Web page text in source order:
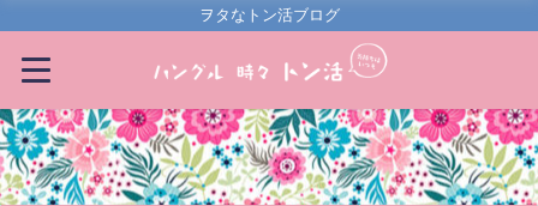
ヲタなトン活ブログ